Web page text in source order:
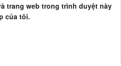
trang web trong trình duyệt này
của tôi.